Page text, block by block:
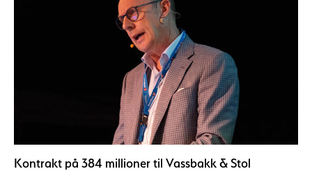
Kontrakt på 384 millioner til Vassbakk & Stol